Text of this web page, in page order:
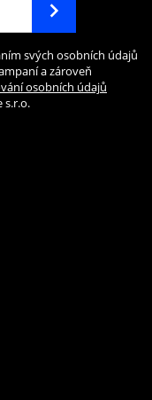
svých osobních údajů
a zároveň
osobních údajů
s.r.o.